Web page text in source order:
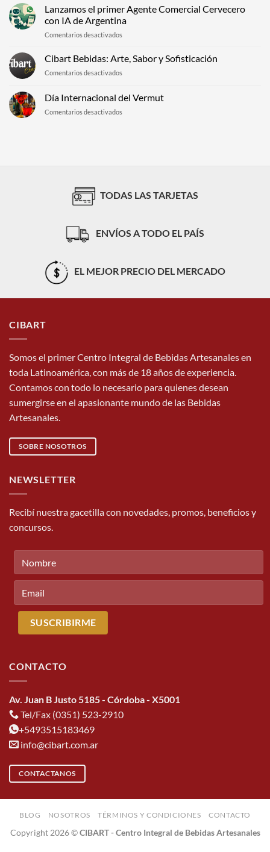
El
Brindis
que
al
Quality
Hops:
Lúpulos
de
que
a
de
Lanzamos el primer Agente Comercial Cervecero
con IA de Argentina
Comentarios desactivados
el
primer
Agente
Cervecero
IA
Cibart Bebidas: Arte, Sabor y Sofisticación
Comentarios desactivados
Arte,
Sabor
Día Internacional del Vermut
Comentarios desactivados
TODAS LAS TARJETAS
ENVÍOS A TODO EL PAÍS
EL MEJOR PRECIO DEL MERCADO
CIBART
Somos el primer Centro Integral de Bebidas Artesanales en
toda Latinoamérica, con más de 18 años de experiencia.
Contamos con todo lo necesario para quienes desean
sumergirse en el apasionante mundo de las Bebidas
Artesanales.
SOBRE NOSOTROS
NEWSLETTER
Recibí nuestra gacetilla con novedades, promos, beneficios y
concursos.
CONTACTO
Av. Juan B Justo 5185 - Córdoba - X5001
Tel/Fax (0351) 523-2910
+5493515183469
info@cibart.com.ar
CONTACTANOS
BLOG NOSOTROS TÉRMINOS Y CONDICIONES CONTACTO
Copyright 2026 ©CIBART - Centro Integral de Bebidas Artesanales